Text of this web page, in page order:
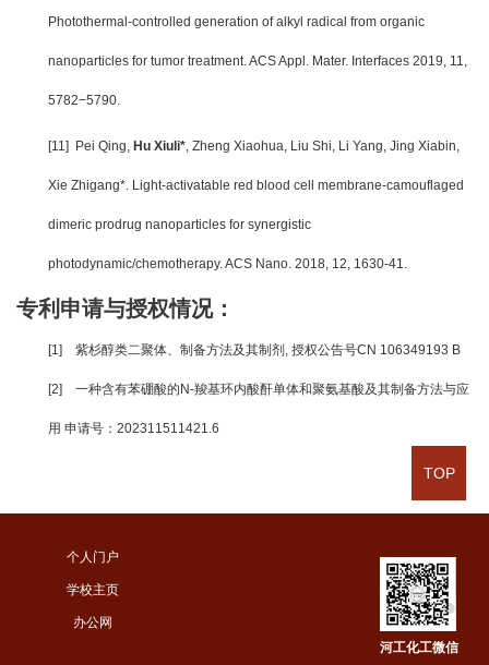
Photothermal-controlled generation of alkyl radical from organic
nanoparticles for tumor treatment. ACS Appl. Mater. Interfaces 2019, 11,
5782−5790.
[11] Pei Qing, Hu Xiuli*, Zheng Xiaohua, Liu Shi, Li Yang, Jing Xiabin,
Xie Zhigang*. Light-activatable red blood cell membrane-camouflaged
dimeric prodrug nanoparticles for synergistic
photodynamic/chemotherapy. ACS Nano. 2018, 12, 1630-41.
专利申请与授权情况：
[1] 紫杉醇类二聚体、制备方法及其制剂, 授权公告号CN 106349193 B
[2] 一种含有苯硼酸的N-羧基环内酸酐单体和聚氨基酸及其制备方法与应
用 申请号：202311511421.6
个人门户
学校主页
办公网
河工化工微信
TOP